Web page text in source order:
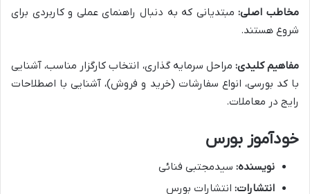
مخاطب اصلی:مبتدیانی که به دنبال راهنمای عملی و کاربردی برای
شروع هستند.
مفاهیم کلیدی: مراحل سرمایه گذاری، انتخاب کارگزار مناسب، آشنایی
با کد بورسی، انواع سفارشات (خرید و فروش)، آشنایی با اصطلاحات
رایج در معاملات.
خودآموز بورس
نویسنده: سیدمجتبی فنائی
انتشارات: انتشارات بورس